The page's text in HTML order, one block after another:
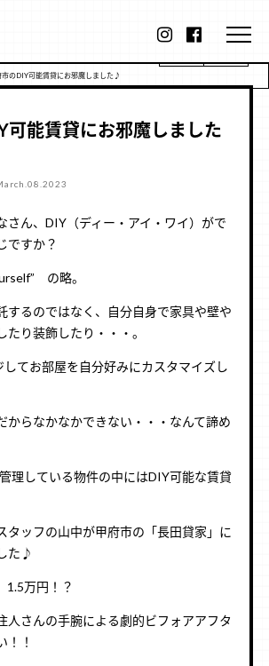
市のDIY可能賃貸にお邪魔しました♪
可能賃貸にお邪魔しました
さん、DIY（ディー・アイ・ワイ）がで
ですか？
の略。
するのではなく、自分自身で家具や壁や
たり装飾したり・・・。
てお部屋を自分好みにカスタマイズし
からなかなかできない・・・なんて諦め
理している物件の中にはDIY可能な賃貸
タッフの山中が甲府市の「長田貸家」に
た♪
万円！？
人さんの手腕による劇的ビフォアアフタ
！！